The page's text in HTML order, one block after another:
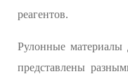
реагентов.
Рулонные
представлены